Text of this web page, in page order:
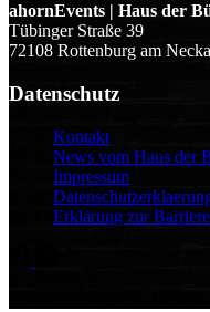
ahornEvents | Haus der
Tübinger Straße 39
72108 Rottenburg am
Datenschutz
Kontakt
News vom Haus der
Impressum
Erklärung zur